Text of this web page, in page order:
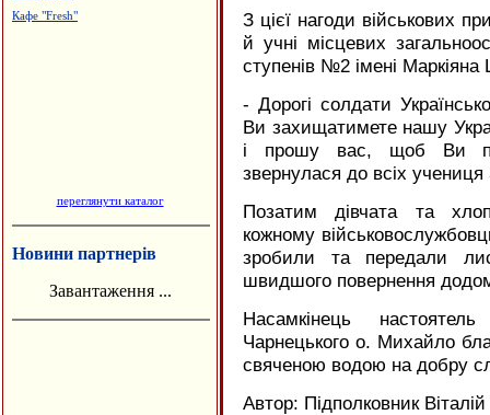
Виробництво вікон та дверей з ПВХ
переглянути каталог
Новини партнерів
Завантаження ...
З цієї нагоди військових
й учні місцевих
ступенів №2 імені
- Дорогі солдати
Ви захищатимете нашу
і прошу вас, щоб Ви
звернулася до всіх
Позатим дівчата та
кожному
зробили та передали
швидшого повернення
Насамкінець
Чарнецького о. Михайло
свяченою водою на добру
Автор: Підполковник